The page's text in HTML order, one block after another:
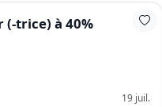
(-trice) à 40%
19 juil.